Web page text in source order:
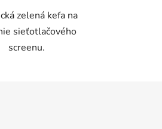
zelená kefa na
sieťotlačového
screenu.